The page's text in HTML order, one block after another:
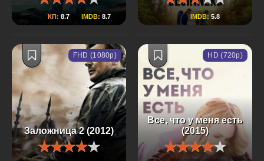
КП: 8.7 IMDB: 8.7 IMDB: 5.8
Заложница 2 (2012)
FHD (1080p)
Все, что у меня есть
(2015)
HD (720p)